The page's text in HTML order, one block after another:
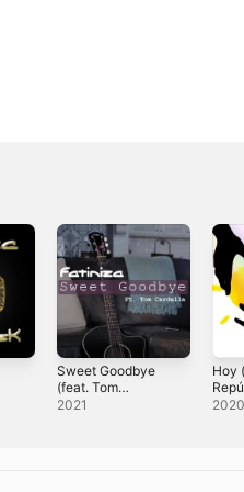
Sweet Goodbye
(feat. Tom
Cardella) -
2021
Hoy
2020